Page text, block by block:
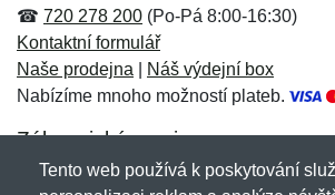
☎ 720 278 200 (Po-Pá 8:00-16:30)
Kontaktní formulář
Naše prodejna
Náš výdejní box
Nabízíme mnoho možností plateb.
Zákaznický servis
Novinky emailem
Tento web používá k poskytování